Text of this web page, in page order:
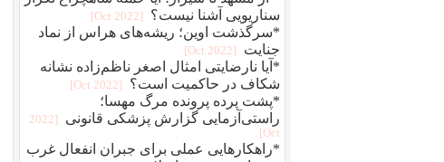
سناریویی آشنا نیست؟
[2022 Oct]
*سرگذشت اوین؛ ریشه‌های هراس از نماد
جنایت
[2022 Oct]
*آیا نارضایتی امثال اصغر ناظم‌زاده نشانه
شکاف در حاکمیت است؟
[2022 Oct]
*پشت پرده پرونده مرگ مهسا؛
راستی‌آزمایی گزارش پزشکی قانونی
[2022
Oct]
*راهکارهایی عملی برای جبران انفعال غرب